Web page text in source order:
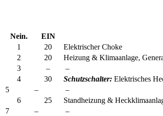
Nein. EIN
1
20
Elektrischer Choke
2
20
Heizung & Klimaanlage,
3
–
–
4
30 Schutzschalter: Elektrisches
5
–
–
6
25
Standheizung &
7
–
–